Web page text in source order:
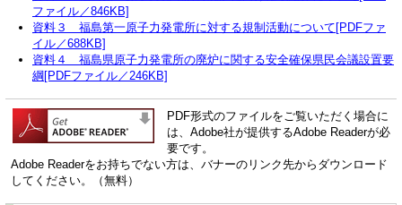
ファイル／846KB]
資料３ 福島第一原子力発電所に対する規制活動について[PDFファ
イル／688KB]
資料４ 福島県原子力発電所の廃炉に関する安全確保県民会議設置要
綱[PDFファイル／246KB]
PDF形式のファイルをご覧いただく場合に
は、Adobe社が提供するAdobe Readerが必
要です。
Adobe Readerをお持ちでない方は、バナーのリンク先からダウンロード
してください。（無料）